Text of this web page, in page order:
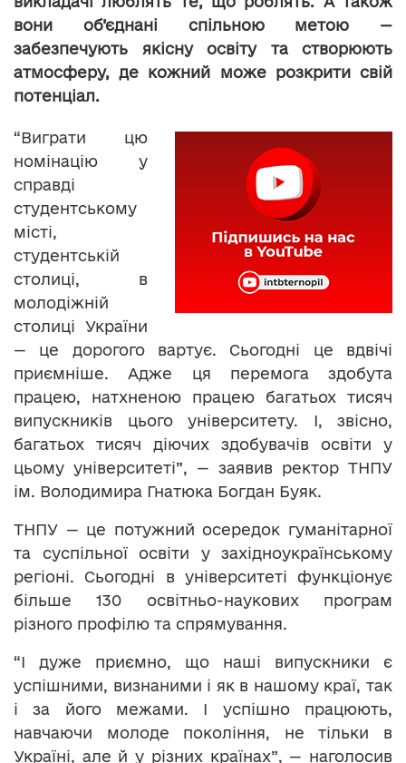
вони об’єднані спільною метою —
забезпечують якісну освіту та створюють
атмосферу, де кожний може розкрити свій
потенціал.
“Виграти цю
номінацію у
справді
студентському
місті,
студентській
столиці, в
молодіжній
столиці України
— це дорогого вартує. Сьогодні це вдвічі
приємніше. Адже ця перемога здобута
працею, натхненою працею багатьох тисяч
випускників цього університету. І, звісно,
багатьох тисяч діючих здобувачів освіти у
цьому університеті”, — заявив ректор ТНПУ
ім. Володимира Гнатюка Богдан Буяк.
ТНПУ — це потужний осередок гуманітарної
та суспільної освіти у західноукраїнському
регіоні. Сьогодні в університеті функціонує
більше 130 освітньо-наукових програм
різного профілю та спрямування.
“І дуже приємно, що наші випускники є
успішними, визнаними і як в нашому краї, так
і за його межами. І успішно працюють,
навчаючи молоде покоління, не тільки в
Україні, але й у різних країнах”, — наголосив